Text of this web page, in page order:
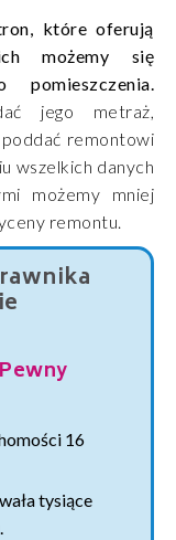
które oferują
możemy się
jego metraż,
remontowi
wszelkich danych
możemy mniej
remontu.
16
tysiące